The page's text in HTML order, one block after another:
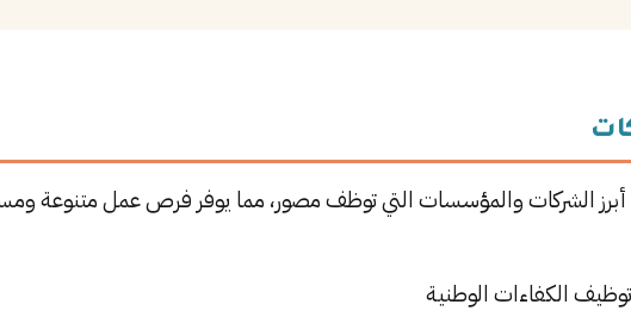
الشركات والمؤسسات التي توظف مصور، مما يوفر فرص عمل متنوعة
الكفاءات الوطنية